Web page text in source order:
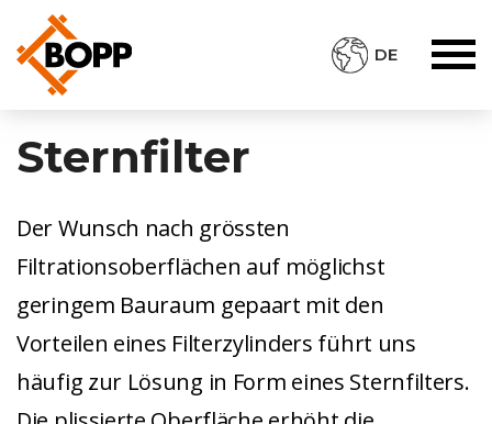
DE
Sternfilter
Der Wunsch nach grössten
Filtrationsoberflächen auf möglichst
geringem Bauraum gepaart mit den
Vorteilen eines Filterzylinders führt uns
häufig zur Lösung in Form eines Sternfilters.